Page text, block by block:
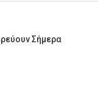
Σήμερα